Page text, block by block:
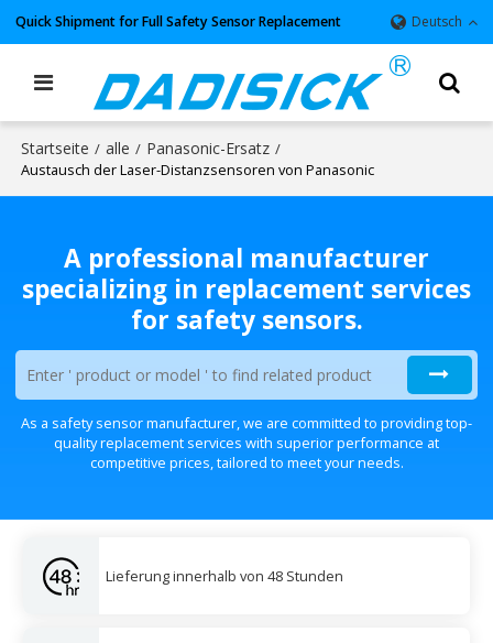
Quick Shipment for Full Safety Sensor Replacement Deutsch
Startseite / alle / Panasonic-Ersatz /
Austausch der Laser-Distanzsensoren von Panasonic
A professional manufacturer
specializing in replacement services
for safety sensors.
As a safety sensor manufacturer, we are committed to providing top-
quality replacement services with superior performance at
competitive prices, tailored to meet your needs.
Lieferung innerhalb von 48 Stunden